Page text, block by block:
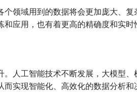
领域用到的数据将会更加庞大、
应用，也有着更高的精确度和实时
人工智能技术不断发展，大模型
实现智能化、高效化的数据分析和